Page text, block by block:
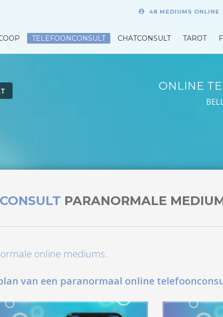
48 MEDIUMS ONLINE
TELEFOONCONSULT CHATCONSULT TAROT
ONLINE
PARANORMALE
online mediums.
van een paranormaal online